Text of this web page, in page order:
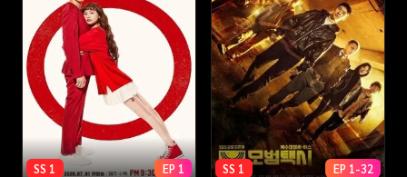
SS 1 EP 1 SS 1 EP 1-32